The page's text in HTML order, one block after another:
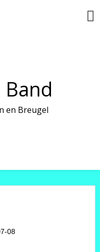
Band
en Breugel
08